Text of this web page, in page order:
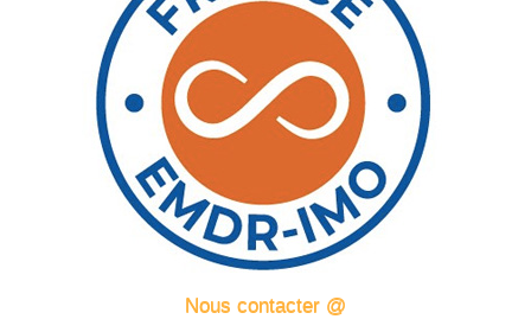
Nous contacter @